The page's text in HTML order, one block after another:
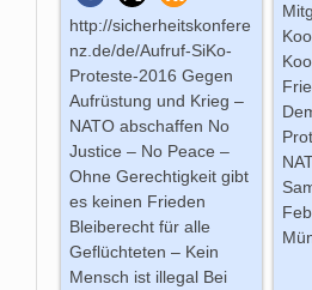
http://sicherheitskonfere
nz.de/de/Aufruf-SiKo-
Proteste-2016 Gegen
Aufrüstung und Krieg –
NATO abschaffen No
Justice – No Peace –
Ohne Gerechtigkeit gibt
es keinen Frieden
Bleiberecht für alle
Geflüchteten – Kein
Mensch ist illegal Bei